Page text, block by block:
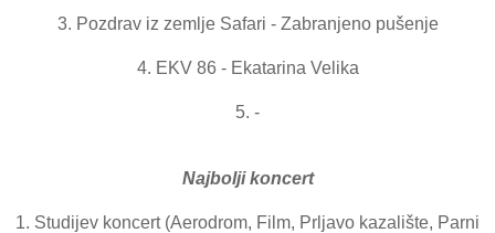
3. Pozdrav iz zemlje Safari - Zabranjeno pušenje
4. EKV 86 - Ekatarina Velika
5. -
Najbolji koncert
1. Studijev koncert (Aerodrom, Film, Prljavo kazalište, Parni